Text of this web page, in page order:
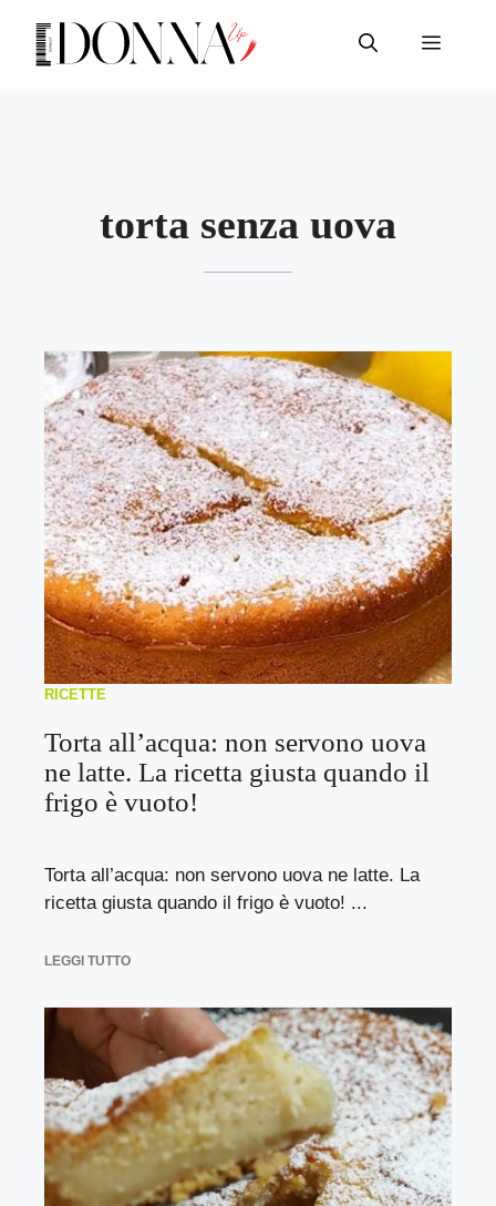
contenuto
Menu
torta senza uova
RICETTE
Torta all’acqua: non servono uova
ne latte. La ricetta giusta quando il
frigo è vuoto!
Torta all’acqua: non servono uova ne latte. La
ricetta giusta quando il frigo è vuoto! ...
LEGGI TUTTO